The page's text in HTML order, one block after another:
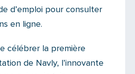
d’emploi pour consulter
en ligne.
célébrer la première
de Navly, l’innovante